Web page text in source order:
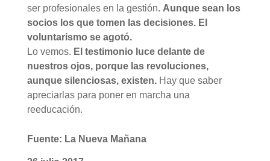
ser profesionales en la gestión. Aunque sean los
socios los que tomen las decisiones. El
voluntarismo se agotó.
Lo vemos. El testimonio luce delante de
nuestros ojos, porque las revoluciones,
aunque silenciosas, existen.Hay que saber
apreciarlas para poner en marcha una
reeducación.
Fuente: La Nueva Mañana